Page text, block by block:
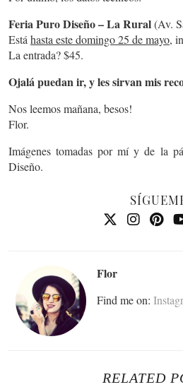
Feria Puro Diseño – La Rural(Av.
Estáhasta este domingo 25 de mayo,
La entrada? $45.
Ojalá puedan ir, y les sirvan mis
Nos leemos mañana, besos!
Flor.
Imágenes tomadas por mí y de la
Diseño.
Flor
Find me on:
RELATED